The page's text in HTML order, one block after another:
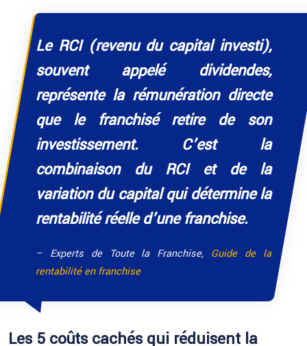
Le RCI (revenu du capital investi),
souvent appelé dividendes,
représente la rémunération directe
que le franchisé retire de son
investissement. C’est la
combinaison du RCI et de la
variation du capital qui détermine la
rentabilité réelle d’une franchise.
– Experts de Toute la Franchise, Guide de la
rentabilité en franchise
Les 5 coûts cachés qui réduisent la